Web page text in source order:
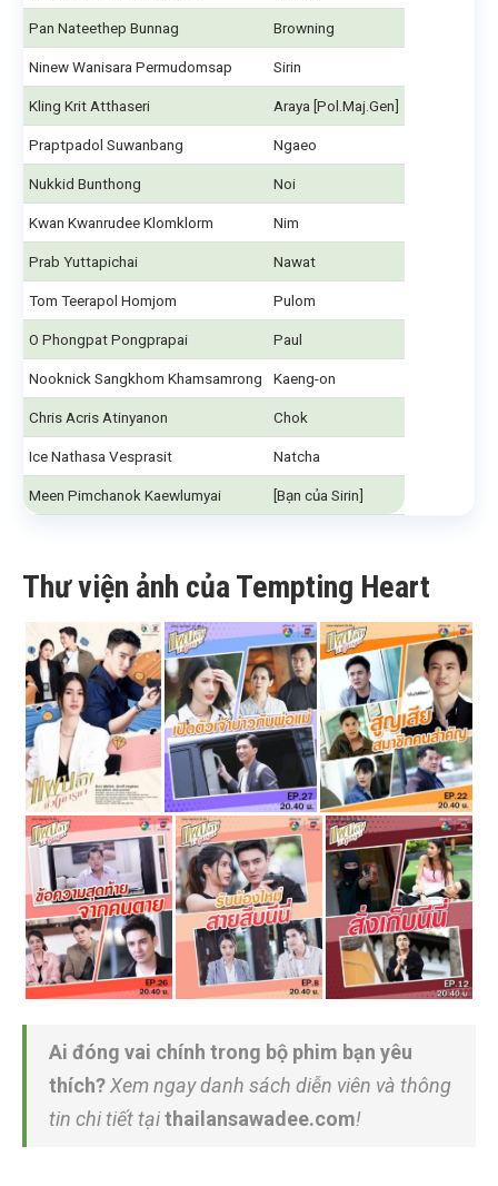
Pan Nateethep Bunnag Browning
Ninew Wanisara Permudomsap Sirin
Kling Krit Atthaseri Araya [Pol.Maj.Gen]
Praptpadol Suwanbang Ngaeo
Nukkid Bunthong Noi
Kwan Kwanrudee Klomklorm Nim
Prab Yuttapichai Nawat
Tom Teerapol Homjom Pulom
O Phongpat Pongprapai Paul
Nooknick Sangkhom Khamsamrong Kaeng-on
Chris Acris Atinyanon Chok
Ice Nathasa Vesprasit Natcha
Meen Pimchanok Kaewlumyai [Bạn của Sirin]
Thư viện ảnh của Tempting Heart
Ai đóng vai chính trong bộ phim bạn yêu
thích?Xem ngay danh sách diễn viên và thông
tin chi tiết tạithailansawadee.com!